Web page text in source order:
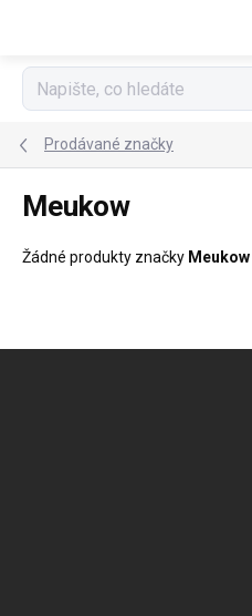
Prodávané značky
Meukow
Žádné produkty značky Meukow